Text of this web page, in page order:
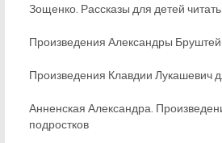
Зощенко. Рассказы для детей читать
Произведения Александры
Произведения Клавдии Лукашевич
Анненская Александра.
подростков